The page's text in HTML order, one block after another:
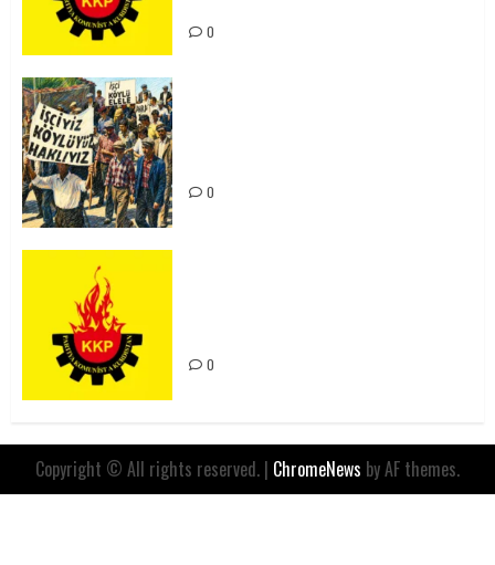
0
0
0
Copyright © All rights reserved. | ChromeNews by AF themes.